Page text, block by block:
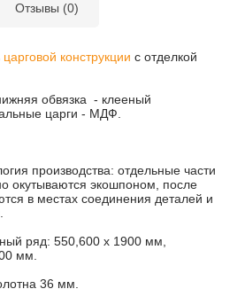
Отзывы (0)
царговой конструкции с отделкой
обвязка - клееный
царги - МДФ.
производства: отдельные части
окутываются экошпоном, после
в местах соединения деталей и
ряд: 550,600 х 1900 мм,
мм.
36 мм.